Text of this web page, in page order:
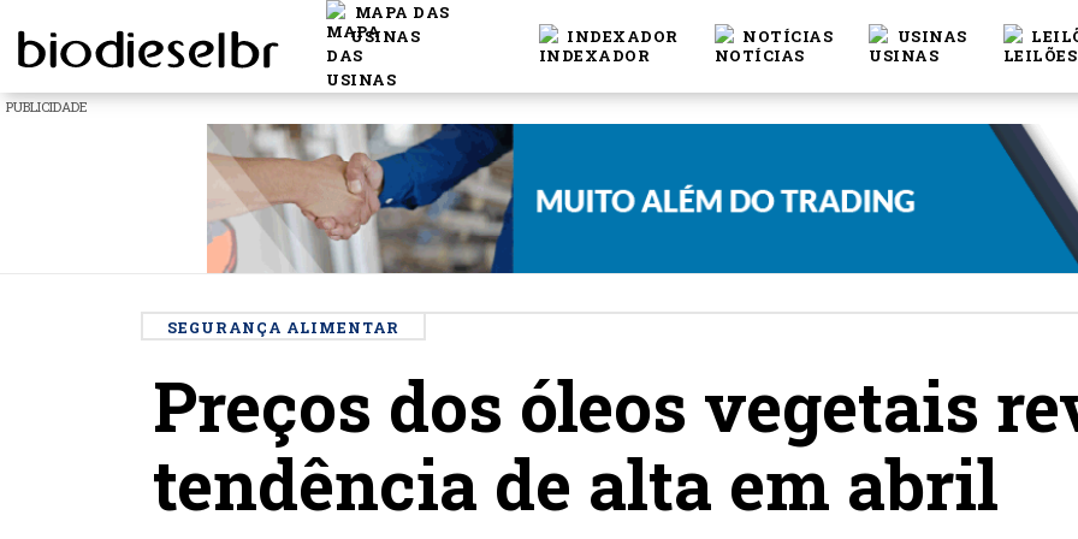
MAPA DAS
USINAS
INDEXADOR NOTÍCIAS USINAS
PUBLICIDADE
SEGURANÇA ALIMENTAR
Preços dos óleos vegetais
tendência de alta em abril